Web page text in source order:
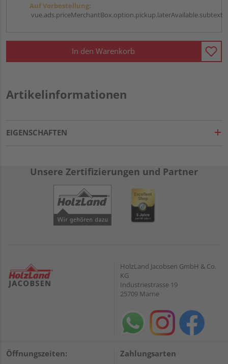
Auf Vorbestellung:
vue.ads.priceMerchantBox.option.pickup.laterAvailable.subtext
In den Warenkorb
Artikelinformationen
EIGENSCHAFTEN
Unsere Zertifizierungen und Partner
HolzLand Jacobsen GmbH & Co.
KG
Industriestrasse 19
25709 Marne
Öffnungszeiten: Zahlungsarten